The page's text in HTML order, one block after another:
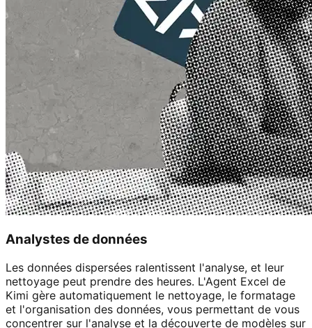
Analystes de données
Les données dispersées ralentissent l'analyse, et leur
nettoyage peut prendre des heures. L'Agent Excel de
Kimi gère automatiquement le nettoyage, le formatage
et l'organisation des données, vous permettant de vous
concentrer sur l'analyse et la découverte de modèles sur